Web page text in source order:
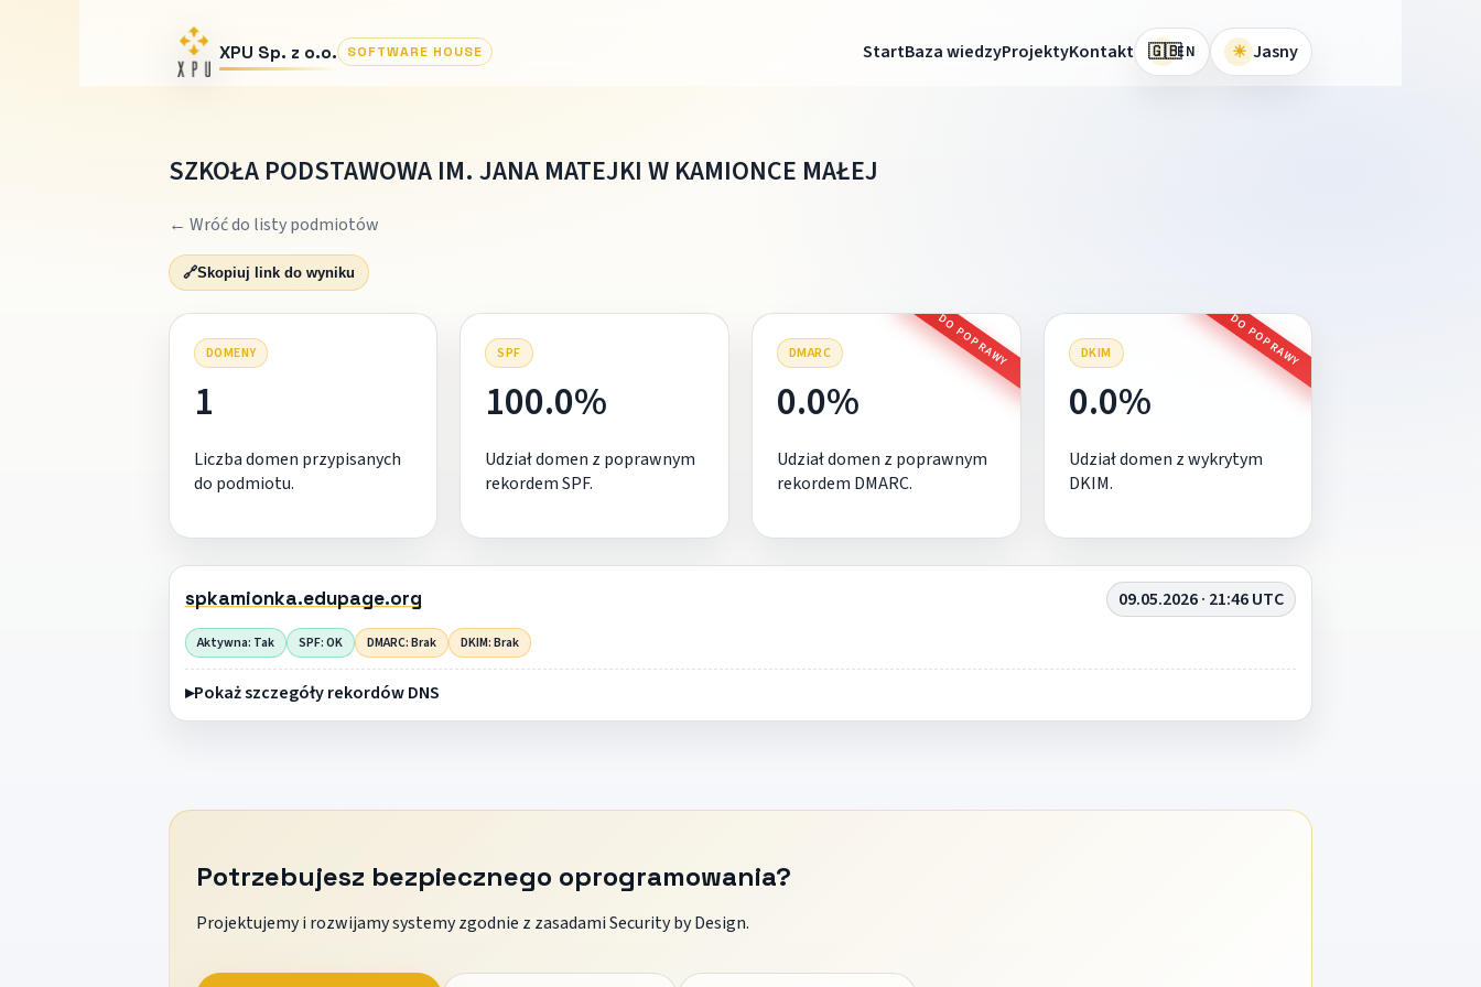
XPU Sp. z o.o. SOFTWARE HOUSE StartBaza wiedzyProjektyKontakt 🇬🇧EN ☀ Jasny
SZKOŁA PODSTAWOWA IM. JANA MATEJKI W KAMIONCE MAŁEJ
← Wróć do listy podmiotów
🔗Skopiuj link do wyniku
DOMENY
1
Liczba domen przypisanych
do podmiotu.
SPF
100.0%
Udział domen z poprawnym
rekordem SPF.
DMARC DO POPRAWY
0.0%
Udział domen z poprawnym
rekordem DMARC.
DKIM DO POPRAWY
0.0%
Udział domen z wykrytym
DKIM.
spkamionka.edupage.org 09.05.2026 · 21:46 UTC
Aktywna: Tak SPF: OK DMARC: Brak DKIM: Brak
Pokaż szczegóły rekordów DNS
Potrzebujesz bezpiecznego oprogramowania?
Projektujemy i rozwijamy systemy zgodnie z zasadami Security by Design.